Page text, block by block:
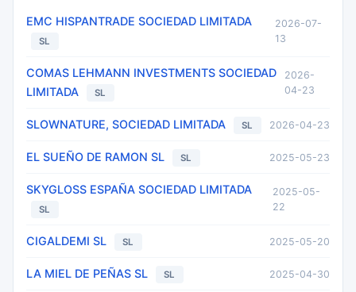
EMC HISPANTRADE SOCIEDAD LIMITADA
SL
2026-07-
13
COMAS LEHMANN INVESTMENTS SOCIEDAD
LIMITADA
SL
2026-
04-23
SLOWNATURE, SOCIEDAD LIMITADA SL 2026-04-23
EL SUEÑO DE RAMON SL SL 2025-05-23
SKYGLOSS ESPAÑA SOCIEDAD LIMITADA
SL
2025-05-
22
CIGALDEMI SL SL 2025-05-20
LA MIEL DE PEÑAS SL SL 2025-04-30